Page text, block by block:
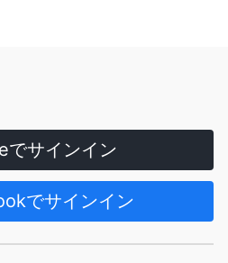
でサインイン
でサインイン